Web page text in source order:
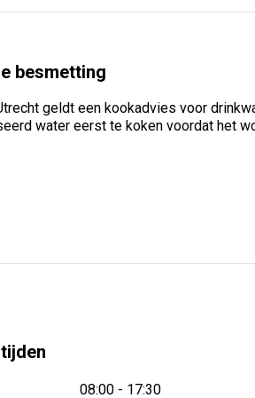
besmetting
geldt een kookadvies voor
water eerst te koken voordat het
08:00 - 17:30